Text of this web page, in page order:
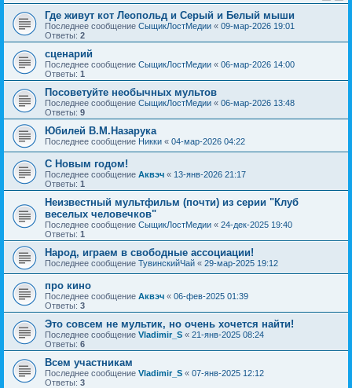
Где живут кот Леопольд и Серый и Белый мыши
Последнее сообщение СыщикЛостМедии « 09-мар-2026 19:01
Ответы: 2
сценарий
Последнее сообщение СыщикЛостМедии « 06-мар-2026 14:00
Ответы: 1
Посоветуйте необычных мультов
Последнее сообщение СыщикЛостМедии « 06-мар-2026 13:48
Ответы: 9
Юбилей В.М.Назарука
Последнее сообщение Никки « 04-мар-2026 04:22
С Новым годом!
Последнее сообщение Аквэч « 13-янв-2026 21:17
Ответы: 1
Неизвестный мультфильм (почти) из серии "Клуб
веселых человечков"
Последнее сообщение СыщикЛостМедии « 24-дек-2025 19:40
Ответы: 1
Народ, играем в свободные ассоциации!
Последнее сообщение ТувинскийЧай « 29-мар-2025 19:12
про кино
Последнее сообщение Аквэч « 06-фев-2025 01:39
Ответы: 3
Это совсем не мультик, но очень хочется найти!
Последнее сообщение Vladimir_S « 21-янв-2025 08:24
Ответы: 6
Всем участникам
Последнее сообщение Vladimir_S « 07-янв-2025 12:12
Ответы: 3